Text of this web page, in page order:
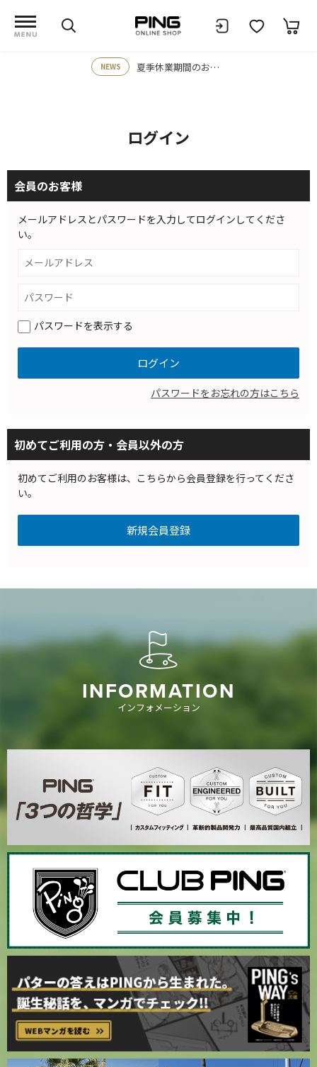
NEWS 夏季休業期間のお知らせ
ログイン
会員のお客様
メールアドレスとパスワードを入力してログインしてくださ
い。
パスワードを表示する
パスワードをお忘れの方はこちら
初めてご利用の方・会員以外の方
初めてご利用のお客様は、こちらから会員登録を行ってくださ
い。
INFORMATION
インフォメーション